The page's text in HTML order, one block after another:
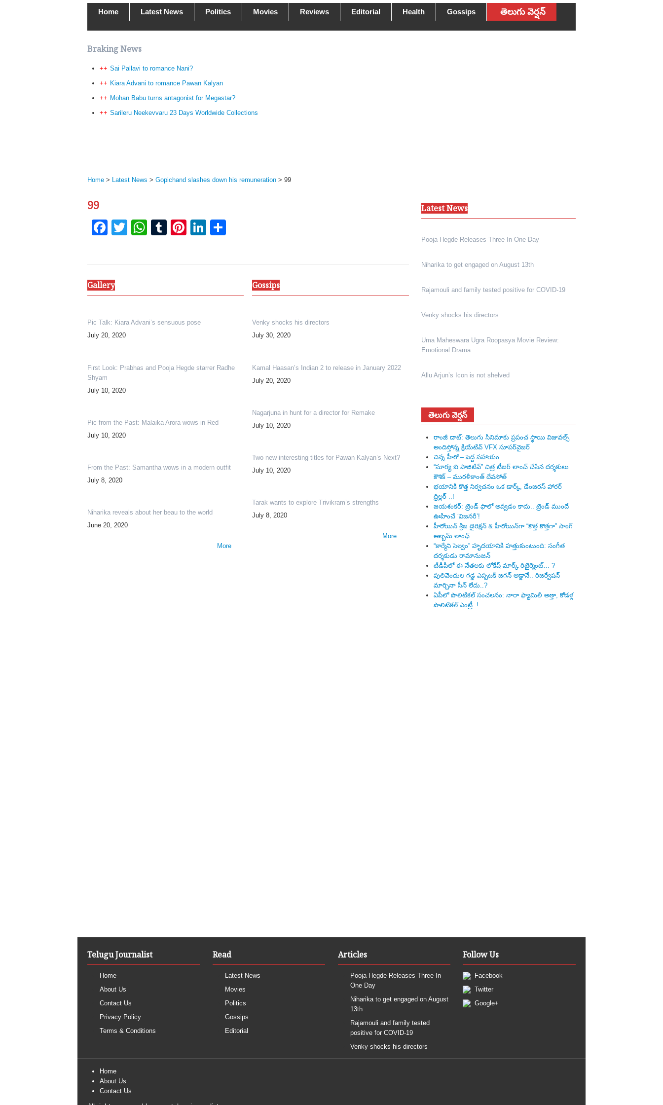
Home Latest News Politics Movies Reviews Editorial Health Gossips తెలుగు వెర్షన్
Braking News
Sai Pallavi to romance Nani?
Kiara Advani to romance Pawan Kalyan
Mohan Babu turns antagonist for Megastar?
Sarileru Neekevvaru 23 Days Worldwide Collections
Home > Latest News > Gopichand slashes down his remuneration > 99
99
Facebook
Twitter
WhatsApp
Tumblr
Pinterest
LinkedIn
Gallery
Pic Talk: Kiara Advani’s sensuous pose
July 20, 2020
First Look: Prabhas and Pooja Hegde starrer Radhe
Shyam
July 10, 2020
Pic from the Past: Malaika Arora wows in Red
July 10, 2020
From the Past: Samantha wows in a modern outfit
July 8, 2020
Niharika reveals about her beau to the world
June 20, 2020
More
Gossips
Venky shocks his directors
July 30, 2020
Kamal Haasan’s Indian 2 to release in January 2022
July 20, 2020
Nagarjuna in hunt for a director for Remake
July 10, 2020
Two new interesting titles for Pawan Kalyan’s Next?
July 10, 2020
Tarak wants to explore Trivikram’s strengths
July 8, 2020
More
Latest News
Pooja Hegde Releases Three In One Day
Niharika to get engaged on August 13th
Rajamouli and family tested positive for COVID-19
Venky shocks his directors
Uma Maheswara Ugra Roopasya Movie Review:
Emotional Drama
Allu Arjun’s Icon is not shelved
తెలుగు వెర్షన్
రాంజీ డాట్: తెలుగు సినిమాకు ప్రపంచ స్థాయి విజువల్స్
అందిస్తోన్న క్రియేటివ్ VFX సూపర్‌వైజర్
చిన్న హీరో – పెద్ద సహాయం
“సూర్య బి పాజిటివ్” చిత్ర టీజర్ లాంచ్ చేసిన‌ దర్శకులు
కౌశిక్ – మురళీకాంత్ దేవసోత్
భయానికి కొత్త నిర్వచనం ఒక డార్క్, డేంజరస్ హారర్
థ్రిల్లర్ ..!
జయశంకర్: ట్రెండ్‌ ఫాలో అవ్వడం కాదు.. ట్రెండ్‌ ముందే
ఊహించే ‘విజనరీ’!
హీరోయిన్ శ్రీజ డైరెక్ష‌న్ & హీరోయిన్‌గా “కొత్త కొత్తగా” సాంగ్
ఆల్బమ్ లాంఛ్
“కార్మేని సెల్వం” హృదయానికి హత్తుకుంటుంది: సంగీత
దర్శకుడు రామానుజన్
టీడీపీలో ఈ నేత‌ల‌కు లోకేష్ మార్క్ రిటైర్మెంట్‌… ?
పులివెందుల గ‌డ్డ ఎప్ప‌ట‌కీ జ‌గ‌న్ అడ్డానే.. రిజ‌ర్వేష‌న్
మార్చినా సీన్ లేదు..?
ఏపీలో పొలిటిక‌ల్ సంచ‌ల‌నం: నారా ఫ్యామిలీ అత్తా, కోడ‌ళ్ల
పొలిటికల్ ఎంట్రీ..!
Telugu Journalist
Home
About Us
Contact Us
Privacy Policy
Terms & Conditions
Read
Latest News
Movies
Politics
Gossips
Editorial
Articles
Pooja Hegde Releases Three In
One Day
Niharika to get engaged on August
13th
Rajamouli and family tested
positive for COVID-19
Venky shocks his directors
Follow Us
Facebook
Twitter
Google+
Home
About Us
Contact Us